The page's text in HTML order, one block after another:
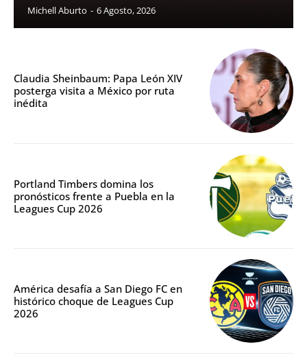
Michell Aburto - 6 Agosto, 2026
Claudia Sheinbaum: Papa León XIV
posterga visita a México por ruta
inédita
Portland Timbers domina los
pronósticos frente a Puebla en la
Leagues Cup 2026
América desafía a San Diego FC en
histórico choque de Leagues Cup
2026